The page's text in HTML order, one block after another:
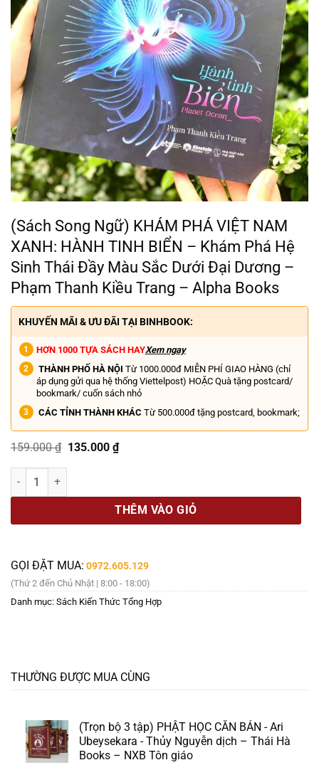
(Sách Song Ngữ) KHÁM PHÁ VIỆT NAM
XANH: HÀNH TINH BIỂN – Khám Phá Hệ
Sinh Thái Đầy Màu Sắc Dưới Đại Dương –
Phạm Thanh Kiều Trang – Alpha Books
KHUYẾN MÃI & ƯU ĐÃI TẠI BINHBOOK:
HƠN 1000 TỰA SÁCH HAYXem ngay
THÀNH PHỐ HÀ NỘI Từ 1000.000đ MIỄN PHÍ GIAO HÀNG (chỉ
áp dụng gửi qua hệ thống Viettelpost) HOẶC Quà tặng postcard/
bookmark/ cuốn sách nhỏ
CÁC TỈNH THÀNH KHÁC Từ 500.000đ tặng postcard, bookmark;
159.000₫ Giá
là:
135.000 ₫Giá
hiện
(Sách Song Ngữ) KHÁM PHÁ VIỆT NAM XANH: HÀNH TINH BIỂN
THÊM VÀO GIỎ
GỌI ĐẶT MUA: 0972.605.129
(Thứ 2 đến Chủ Nhật | 8:00 - 18:00)
Danh mục: Sách Kiến Thức Tổng Hợp
THƯỜNG ĐƯỢC MUA CÙNG
(Trọn bộ 3 tập) PHẬT HỌC CĂN BẢN - Ari
Ubeysekara - Thủy Nguyễn dịch – Thái Hà
Books – NXB Tôn giáo